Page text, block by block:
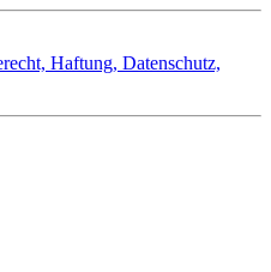
Haftung, Datenschutz,